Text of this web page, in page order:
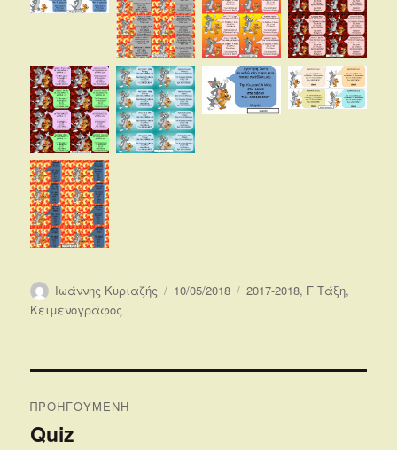
Συντάκτης
Ιωάννης Κυριαζής
Δημοσιεύτηκε
10/05/2018 Κατηγορίες
2017-2018, Γ Τάξη,
Κειμενογράφος
άρθρων
ΠΡΟΗΓΟΎΜΕΝΗ
Προηγούμενο
Quiz